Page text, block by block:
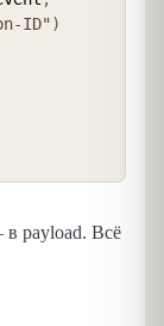
ID")
в payload. Всё